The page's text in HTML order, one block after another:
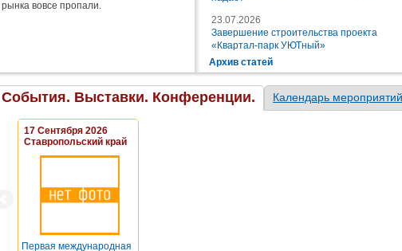
рынка вовсе пропали.
23.07.2026
Завершение строительства проекта
«Квартал-парк УЮТный»
Архив статей
События. Выставки. Конференции. Календарь мероприятий
17 Сентября 2026
Ставропольский край
Первая международная